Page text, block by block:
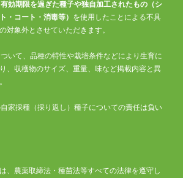
有効期限を過ぎた種子や独自加工されたもの（シ
・コート・消毒等） を使用したことによる不具
対象外とさせていただきます。
いて、品種の特性や栽培条件などにより生育に
、収穫物のサイズ、重量、味など掲載内容と異
家採種（採り返し）種子についての責任は負い
、農薬取締法・種苗法等すべての法律を遵守し